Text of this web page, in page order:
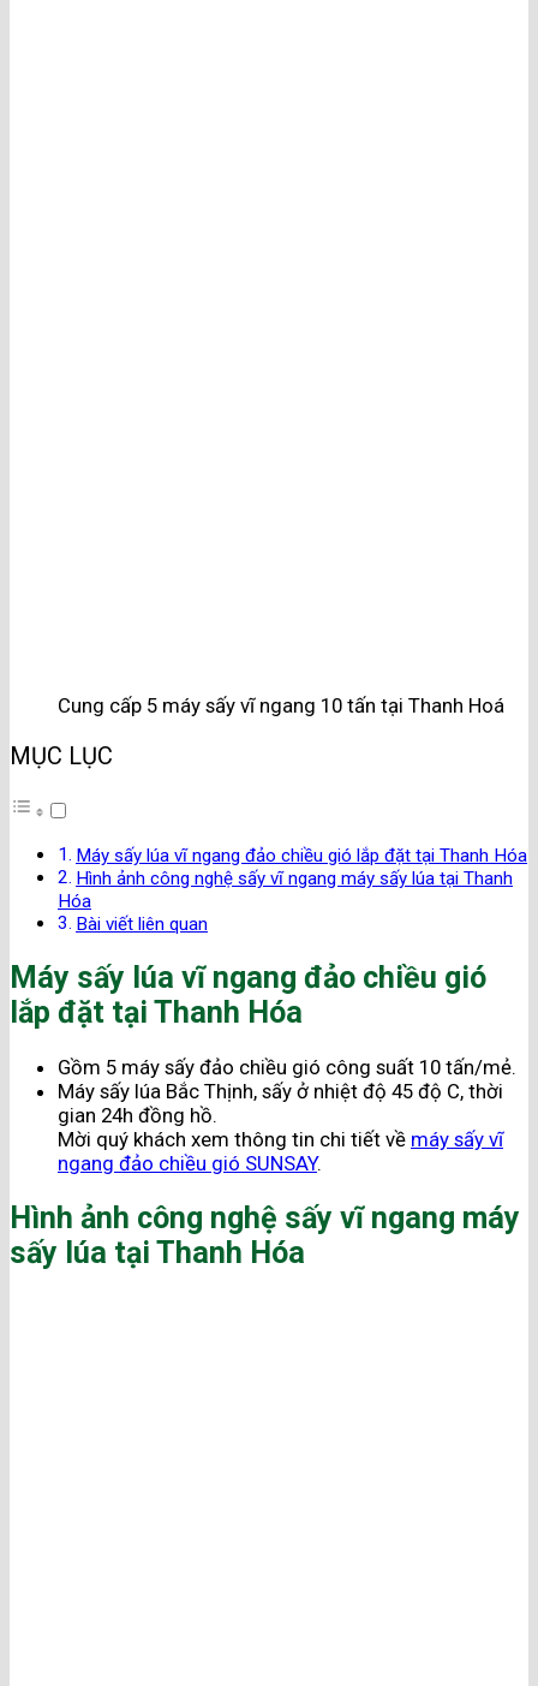
Cung cấp 5 máy sấy vĩ ngang 10 tấn tại Thanh Hoá
MỤC LỤC
Máy sấy lúa vĩ ngang đảo chiều gió lắp đặt tại Thanh Hóa
Hình ảnh công nghệ sấy vĩ ngang máy sấy lúa tại Thanh
Hóa
Bài viết liên quan
Máy sấy lúa vĩ ngang đảo chiều gió
lắp đặt tại Thanh Hóa
Gồm 5 máy sấy đảo chiều gió công suất 10 tấn/mẻ.
Máy sấy lúa Bắc Thịnh, sấy ở nhiệt độ 45 độ C, thời
gian 24h đồng hồ.
Mời quý khách xem thông tin chi tiết về máy sấy vĩ
ngang đảo chiều gió SUNSAY.
Hình ảnh công nghệ sấy vĩ ngang máy
sấy lúa tại Thanh Hóa